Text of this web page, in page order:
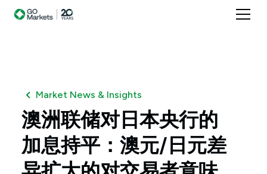
Market News & Insights
澳洲联储对日本央行的
加息持平：澳元/日元差